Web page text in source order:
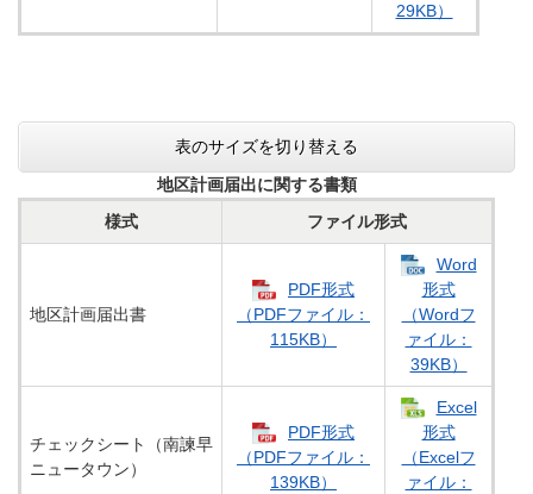
29KB）
表のサイズを切り替える
地区計画届出に関する書類
様式
ファイル形式
地区計画届出書
PDF形式
（PDFファイル：
115KB）
Word
形式
（Wordフ
ァイル：
39KB）
チェックシート（南諫早
ニュータウン）
PDF形式
（PDFファイル：
139KB）
Excel
形式
（Excelフ
ァイル：